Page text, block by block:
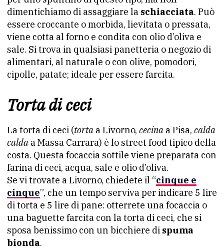
dimentichiamo di assaggiare la schiacciata. Può
essere croccante o morbida, lievitata o pressata,
viene cotta al forno e condita con olio d’oliva e
sale. Si trova in qualsiasi panetteria o negozio di
alimentari, al naturale o con olive, pomodori,
cipolle, patate; ideale per essere farcita.
Torta di ceci
La torta di ceci (torta a Livorno, cecina a Pisa, calda
calda a Massa Carrara) è lo street food tipico della
costa. Questa focaccia sottile viene preparata con
farina di ceci, acqua, sale e olio d’oliva.
Se vi trovate a Livorno, chiedete il “cinque e
cinque”, che un tempo serviva per indicare 5 lire
di torta e 5 lire di pane: otterrete una focaccia o
una baguette farcita con la torta di ceci, che si
sposa benissimo con un bicchiere di spuma
bionda.